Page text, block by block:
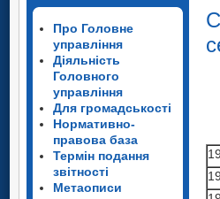
Про Головне
управління
Діяльність
Головного
управління
Для громадськості
Нормативно-
правова база
Термін подання
звітності
Метаописи